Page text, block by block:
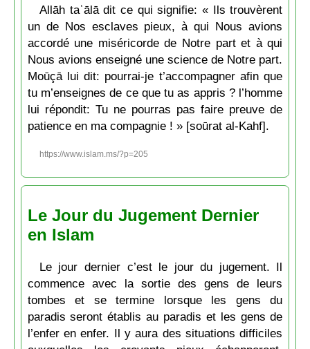
Allāh taʿālā dit ce qui signifie: « Ils trouvèrent
un de Nos esclaves pieux, à qui Nous avions
accordé une miséricorde de Notre part et à qui
Nous avions enseigné une science de Notre part.
Moūçā lui dit: pourrai-je t’accompagner afin que
tu m’enseignes de ce que tu as appris ? l’homme
lui répondit: Tu ne pourras pas faire preuve de
patience en ma compagnie ! » [soūrat al-Kahf].
https://www.islam.ms/?p=205
Le Jour du Jugement Dernier
en Islam
Le jour dernier c’est le jour du jugement. Il
commence avec la sortie des gens de leurs
tombes et se termine lorsque les gens du
paradis seront établis au paradis et les gens de
l’enfer en enfer. Il y aura des situations difficiles